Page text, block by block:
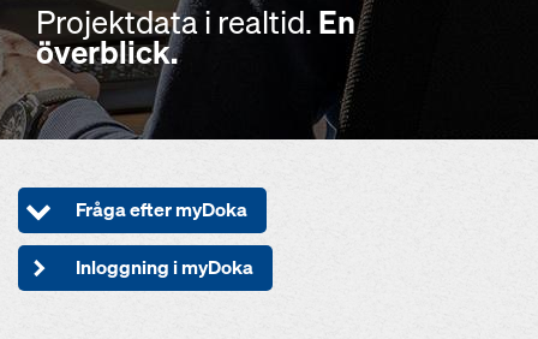
Projektdata i realtid. En
överblick.
Fråga efter myDoka
Inloggning i myDoka